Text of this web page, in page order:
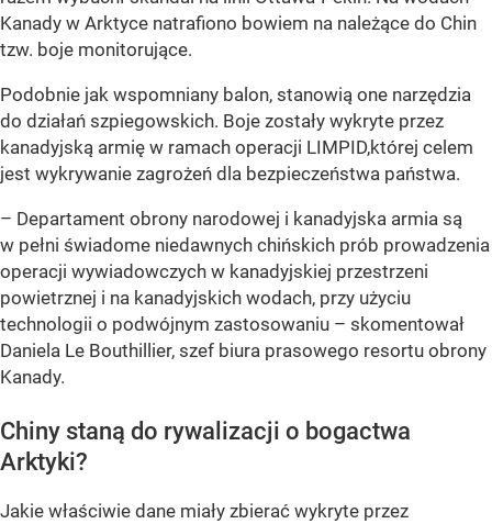
Kanady w Arktyce natrafiono bowiem na należące do Chin
tzw. boje monitorujące.
Podobnie jak wspomniany balon, stanowią one narzędzia
do działań szpiegowskich. Boje zostały wykryte przez
kanadyjską armię w ramach operacji LIMPID,której celem
jest wykrywanie zagrożeń dla bezpieczeństwa państwa.
– Departament obrony narodowej i kanadyjska armia są
w pełni świadome niedawnych chińskich prób prowadzenia
operacji wywiadowczych w kanadyjskiej przestrzeni
powietrznej i na kanadyjskich wodach, przy użyciu
technologii o podwójnym zastosowaniu – skomentował
Daniela Le Bouthillier, szef biura prasowego resortu obrony
Kanady.
Chiny staną do rywalizacji o bogactwa
Arktyki?
Jakie właściwie dane miały zbierać wykryte przez